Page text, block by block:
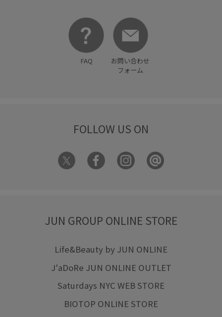
FAQ
お問い合わせ
フォーム
FOLLOW US ON
JUN GROUP ONLINE STORE
Life&Beauty by JUN ONLINE
J'aDoRe JUN ONLINE OUTLET
Saturdays NYC WEB STORE
BIOTOP ONLINE STORE